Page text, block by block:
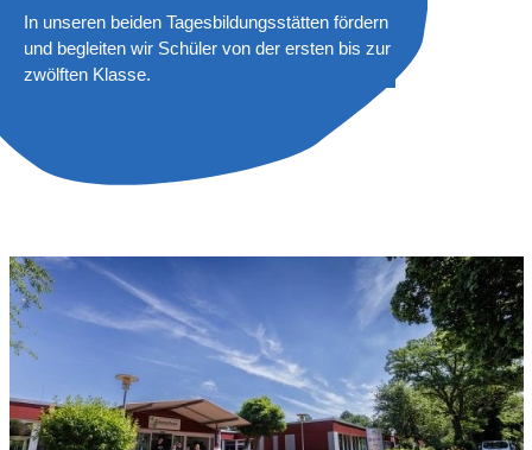
In unseren beiden Tagesbildungsstätten fördern
und begleiten wir Schüler von der ersten bis zur
zwölften Klasse.